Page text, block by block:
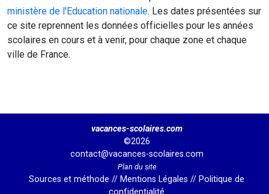
ministère de l'Education nationale. Les dates présentées sur
ce site reprennent les données officielles pour les années
scolaires en cours et à venir, pour chaque zone et chaque
ville de France.
vacances-scolaires.com
©2026
contact@vacances-scolaires.com
Plan du site
Sources et méthode // Mentions Légales // Politique de